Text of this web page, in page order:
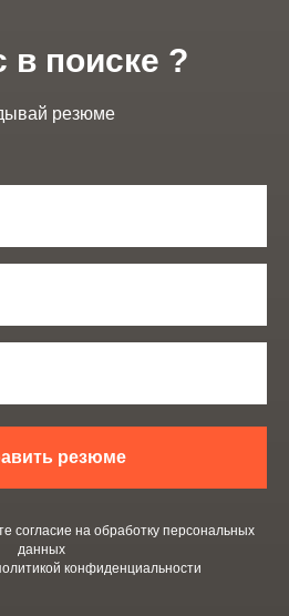
в поиске ?
резюме
резюме
согласие на обработку персональных
данных
конфиденциальности